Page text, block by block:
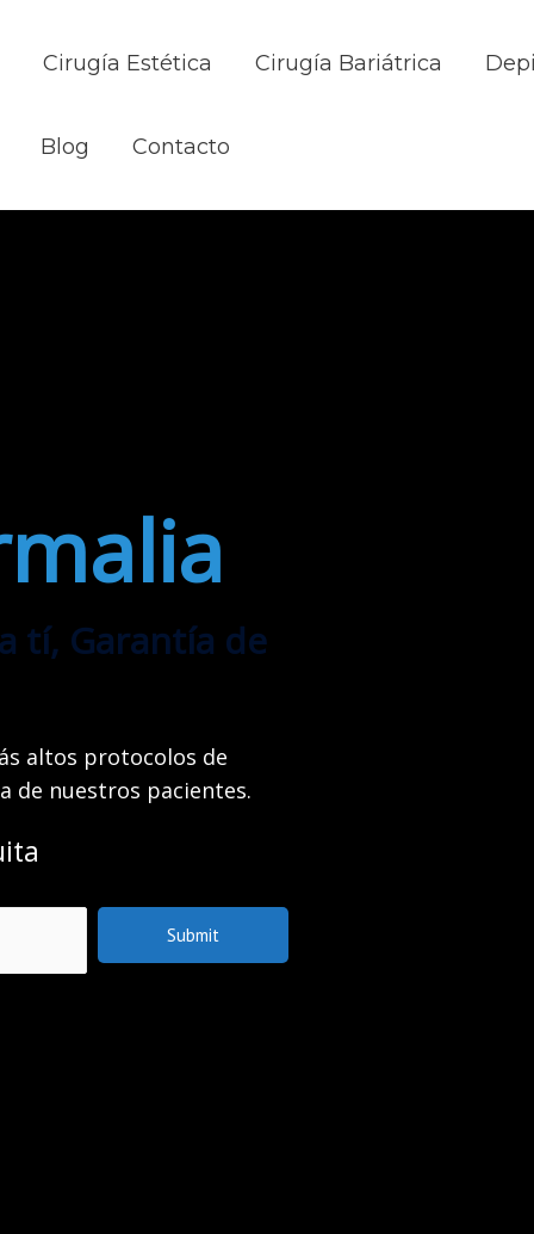
Cirugía Estética Cirugía Bariátrica
Blog Contacto
tí, Garantía de
altos protocolos de
de nuestros pacientes.
Submit